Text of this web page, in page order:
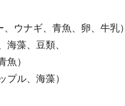
ウナギ、青魚、卵、牛乳）
海藻、豆類、
）
プル、海藻）